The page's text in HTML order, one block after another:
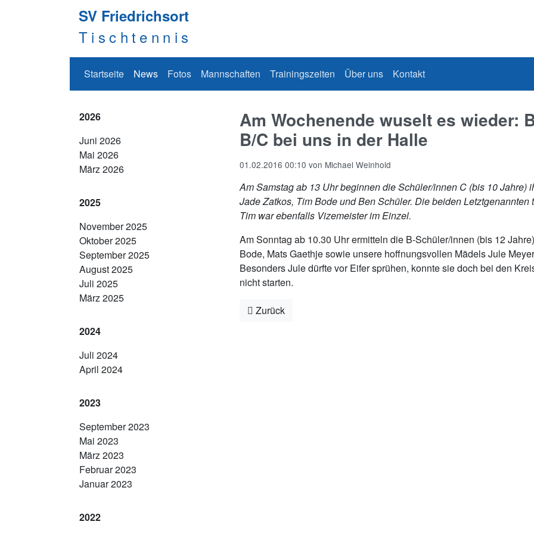
SV Friedrichsort
Tischtennis
Navigation überspringen
Startseite News Fotos Mannschaften Trainingszeiten Über uns Kontakt
Am Wochenende wuselt es wieder:
B/C bei uns in der Halle
01.02.2016 00:10 von Michael Weinhold
Am Samstag ab 13 Uhr beginnen die Schüler/innen C (bis 10 Jahre)
Jade Zatkos, Tim Bode und Ben Schüler. Die beiden
Tim war ebenfalls Vizemeister im Einzel.
Am Sonntag ab 10.30 Uhr ermitteln die B-Schüler/innen (bis 12
Bode, Mats Gaethje sowie unsere hoffnungsvollen Mädels Jule
Besonders Jule dürfte vor Eifer sprühen, konnte sie doch bei den
nicht starten.
Zurück
2026
Juni 2026
Mai 2026
März 2026
2025
November 2025
Oktober 2025
September 2025
August 2025
Juli 2025
März 2025
2024
Juli 2024
April 2024
2023
September 2023
Mai 2023
März 2023
Februar 2023
Januar 2023
2022